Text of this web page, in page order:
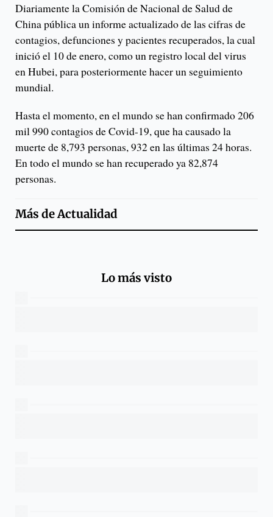
Diariamente la Comisión de Nacional de Salud de
China pública un informe actualizado de las cifras de
contagios, defunciones y pacientes recuperados, la cual
inició el 10 de enero, como un registro local del virus
en Hubei, para posteriormente hacer un seguimiento
mundial.
Hasta el momento, en el mundo se han confirmado 206
mil 990 contagios de Covid-19, que ha causado la
muerte de 8,793 personas, 932 en las últimas 24 horas.
En todo el mundo se han recuperado ya 82,874
personas.
Más deActualidad
Lo más visto